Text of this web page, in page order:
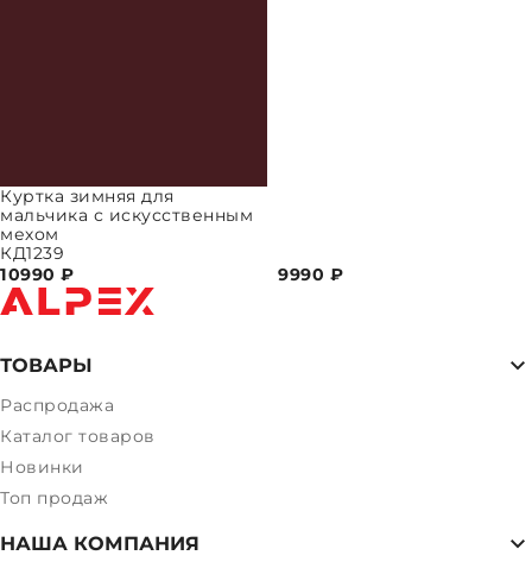
Куртка зимняя для
мальчика с искусственным
мехом
КД1239
10990 ₽ 9990 ₽
ТОВАРЫ
Распродажа
Каталог товаров
Новинки
Топ продаж
НАША КОМПАНИЯ